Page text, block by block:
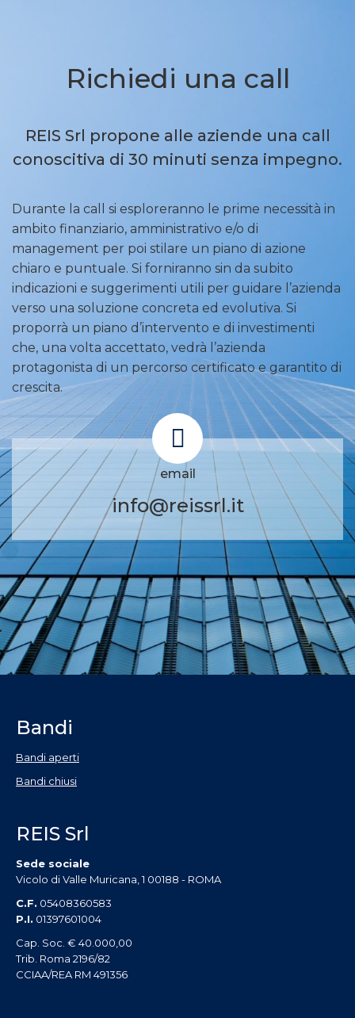
Richiedi una call
REIS Srl propone alle aziende una call
conoscitiva di 30 minuti senza impegno.
Durante la call si esploreranno le prime necessità in
ambito finanziario, amministrativo e/o di
management per poi stilare un piano di azione
chiaro e puntuale. Si forniranno sin da subito
indicazioni e suggerimenti utili per guidare l’azienda
verso una soluzione concreta ed evolutiva. Si
proporrà un piano d’intervento e di investimenti
che, una volta accettato, vedrà l’azienda
protagonista di un percorso certificato e garantito di
crescita.
email
info@reissrl.it
Bandi
Bandi aperti
Bandi chiusi
REIS Srl
Sede sociale
Vicolo di Valle Muricana, 1 00188 - ROMA
C.F. 05408360583
P.I. 01397601004
Cap. Soc. € 40.000,00
Trib. Roma 2196/82
CCIAA/REA RM 491356